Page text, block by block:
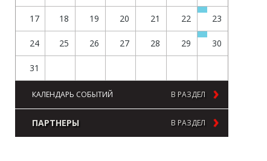
17 18 19 20 21 22 23
24 25 26 27 28 29 30
31
КАЛЕНДАРЬ СОБЫТИЙ В РАЗДЕЛ
ПАРТНЕРЫ В РАЗДЕЛ